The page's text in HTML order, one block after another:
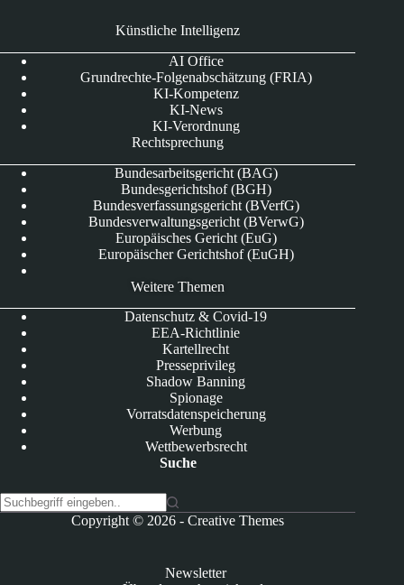
Künstliche Intelligenz
AI Office
Grundrechte-Folgenabschätzung (FRIA)
KI-Kompetenz
KI-News
KI-Verordnung
Rechtsprechung
Bundesarbeitsgericht (BAG)
Bundesgerichtshof (BGH)
Bundesverfassungsgericht (BVerfG)
Bundesverwaltungsgericht (BVerwG)
Europäisches Gericht (EuG)
Europäischer Gerichtshof (EuGH)
Weitere Themen
Datenschutz & Covid-19
EEA-Richtlinie
Kartellrecht
Presseprivileg
Shadow Banning
Spionage
Vorratsdatenspeicherung
Werbung
Wettbewerbsrecht
Suche
Copyright © 2026 -Creative Themes
Newsletter